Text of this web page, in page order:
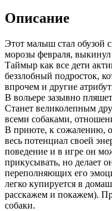
Описание
Этот малыш стал обузой
морозы февраля, выкинул
Таймыр как все дети
беззлобный подросток,
впрочем и другие
В вольере зазывно
Станет великолепным
всеми собаками,
В приюте, к сожалению,
весь потенциал своей
поведение и в игре он
прикусывать, но делает
переполняющих его
легко купируется в
расскажем и покажем).
собаки.